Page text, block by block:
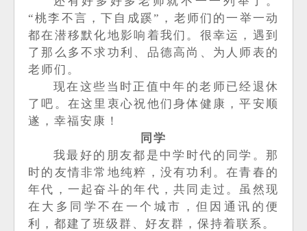
“桃李不言，下自成蹊”，老师们的一举一动
都在潜移默化地影响着我们。很幸运，遇到
了那么多不求功利、品德高尚、为人师表的
老师们。
现在这些当时正值中年的老师已经退休
了吧。在这里衷心祝他们身体健康，平安顺
遂，幸福安康！
同学
我最好的朋友都是中学时代的同学。那
时的友情非常地纯粹，没有功利。在青春的
年代，一起奋斗的年代，共同走过。虽然现
在大多同学不在一个城市，但因通讯的便
利，都建了班级群、好友群，保持着联系。